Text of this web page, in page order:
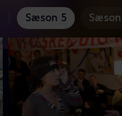
Sæson 5